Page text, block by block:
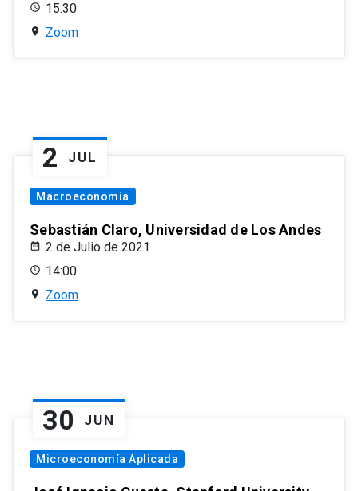
15:30
Zoom
2 JUL
Macroeconomía
Sebastián Claro, Universidad de Los Andes
2 de Julio de 2021
14:00
Zoom
30 JUN
Microeconomía Aplicada